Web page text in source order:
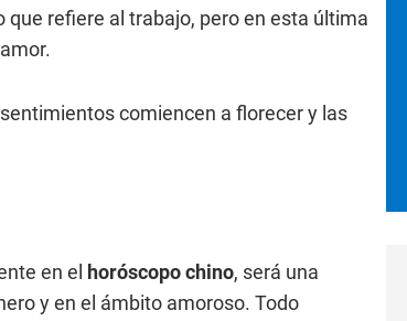
que refiere al trabajo, pero en esta última
comiencen a florecer y las
en el horóscopo chino, será una
y en el ámbito amoroso. Todo